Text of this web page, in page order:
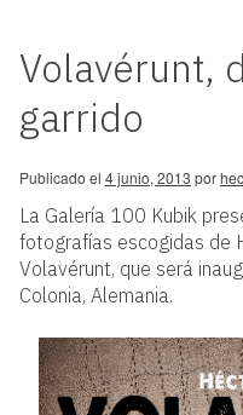
Volavérunt,
garrido
Publicado el 4 junio, 2013 por
La Galería 100 Kubik
fotografías escogidas de
Volavérunt, que será
Colonia, Alemania.